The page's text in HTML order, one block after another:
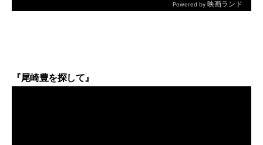
『尾崎豊を探して』